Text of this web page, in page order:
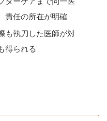
責任の所在が明確
も執刀した医師が対
得られる